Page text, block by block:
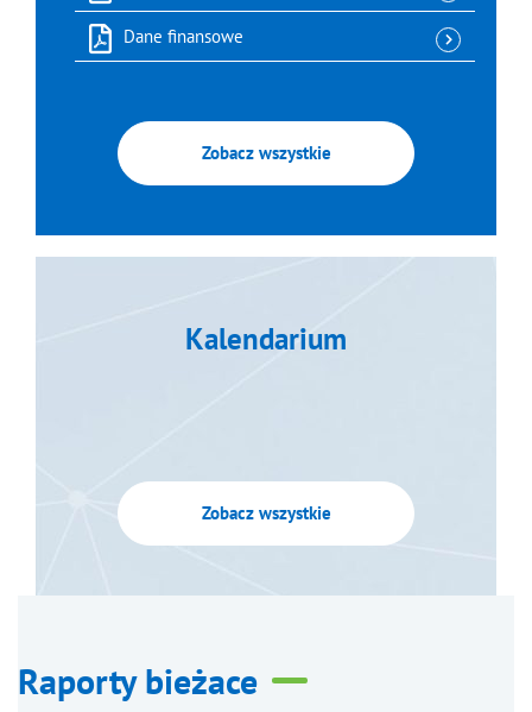
Dane finansowe
Zobacz wszystkie
Kalendarium
Zobacz wszystkie
Raporty bieżace